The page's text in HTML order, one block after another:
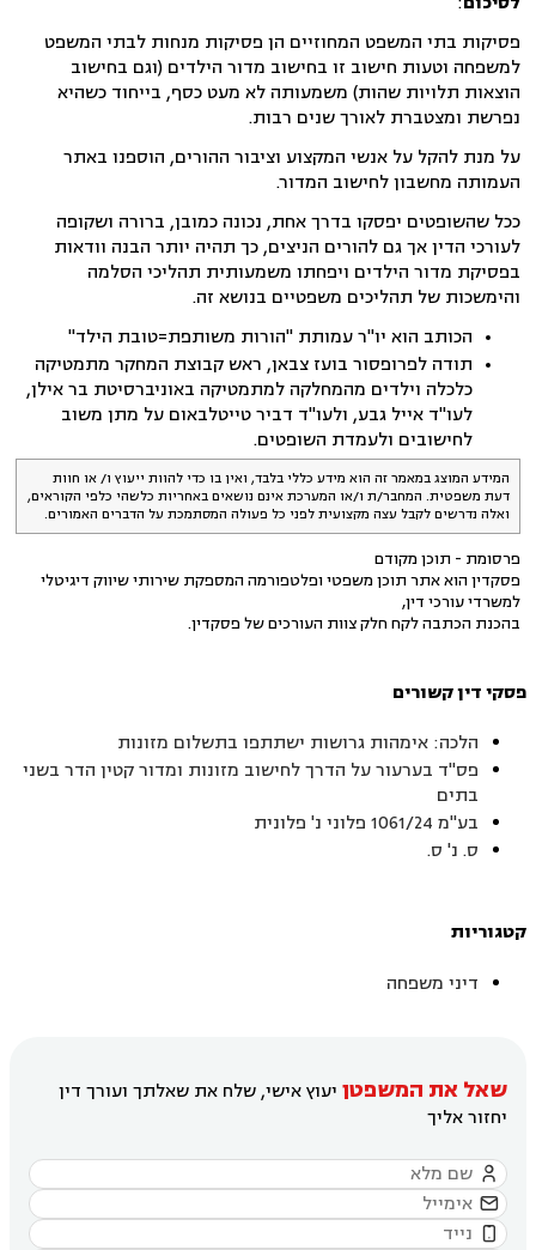
פסיקות בתי המשפט המחוזיים הן פסיקות מנחות לבתי המשפט
למשפחה וטעות חישוב זו בחישוב מדור הילדים (וגם בחישוב
הוצאות תלויות שהות) משמעותה לא מעט כסף, בייחוד כשהיא
נפרשת ומצטברת לאורך שנים רבות.
על מנת להקל על אנשי המקצוע וציבור ההורים, הוספנו באתר
העמותה מחשבון לחישוב המדור.
ככל שהשופטים יפסקו בדרך אחת, נכונה כמובן, ברורה ושקופה
לעורכי הדין אך גם להורים הניצים, כך תהיה יותר הבנה וודאות
בפסיקת מדור הילדים ויפחתו משמעותית תהליכי הסלמה
והימשכות של תהליכים משפטיים בנושא זה.
הכותב הוא יו"ר עמותת "הורות משותפת=טובת הילד"
תודה לפרופסור בועז צבאן, ראש קבוצת המחקר מתמטיקה
כלכלה וילדים מהמחלקה למתמטיקה באוניברסיטת בר אילן,
לעו"ד אייל גבע, ולעו"ד דביר טייטלבאום על מתן משוב
לחישובים ולעמדת השופטים.
המידע המוצג במאמר זה הוא מידע כללי בלבד, ואין בו כדי להוות ייעוץ ו/ או חוות
דעת משפטית. המחבר/ת ו/או המערכת אינם נושאים באחריות כלשהי כלפי הקוראים,
ואלה נדרשים לקבל עצה מקצועית לפני כל פעולה המסתמכת על הדברים האמורים.
פרסומת - תוכן מקודם
פסקדין הוא אתר תוכן משפטי ופלטפורמה המספקת שירותי שיווק דיגיטלי
למשרדי עורכי דין,
בהכנת הכתבה לקח חלק צוות העורכים של פסקדין.
פסקי דין קשורים
הלכה: אימהות גרושות ישתתפו בתשלום מזונות
פס"ד בערעור על הדרך לחישוב מזונות ומדור קטין הדר בשני
בתים
בע"מ 1061/24 פלוני נ' פלונית
ס. נ' ס.
קטגוריות
דיני משפחה
שאל את המשפטן יעוץ אישי, שלח את שאלתך ועורך דין
יחזור אליך


